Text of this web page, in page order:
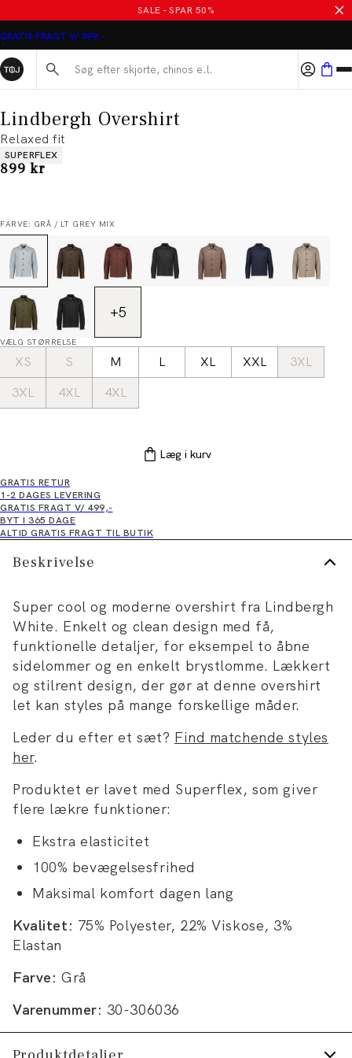
SALE - SPAR 50%
GRATIS FRAGT V/ 499,-
Søg her...
Lindbergh Overshirt
Relaxed fit
Produkt egenskaber
SUPERFLEX
I alt (inkl. rabat)
899 kr
FARVE: GRÅ / LT GREY MIX
+5
VÆLG STØRRELSE
XS S M L XL XXL
3XL
3XL
4XL 4XL
Læg i kurv
GRATIS RETUR
1-2 DAGES LEVERING
GRATIS FRAGT V/ 499,-
BYT I 365 DAGE
ALTID GRATIS FRAGT TIL BUTIK
Beskrivelse
Super cool og moderne overshirt fra Lindbergh
White. Enkelt og clean design med få,
funktionelle detaljer, for eksempel to åbne
sidelommer og en enkelt brystlomme. Lækkert
og stilrent design, der gør at denne overshirt
let kan styles på mange forskellige måder.
Leder du efter et sæt? Find matchende styles
her.
Produktet er lavet med Superflex, som giver
flere lækre funktioner:
Ekstra elasticitet
100% bevægelsesfrihed
Maksimal komfort dagen lang
Kvalitet: 75% Polyester, 22% Viskose, 3%
Elastan
Farve: Grå
Varenummer: 30-306036